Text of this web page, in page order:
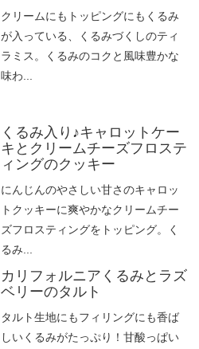
クリームにもトッピングにもくるみ
が入っている、くるみづくしのティ
ラミス。くるみのコクと風味豊かな
味わ...
くるみ入り♪キャロットケー
キとクリームチーズフロステ
ィングのクッキー
にんじんのやさしい甘さのキャロッ
トクッキーに爽やかなクリームチー
ズフロスティングをトッピング。く
るみ...
カリフォルニアくるみとラズ
ベリーのタルト
タルト生地にもフィリングにも香ば
しいくるみがたっぷり！甘酸っぱい